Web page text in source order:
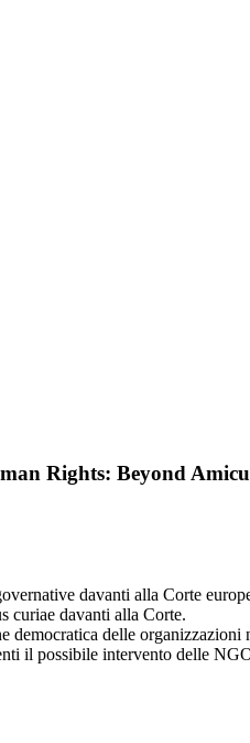
Rights: Beyond
davanti alla Corte
curiae davanti alla Corte.
democratica delle organizzazioni
il possibile intervento delle